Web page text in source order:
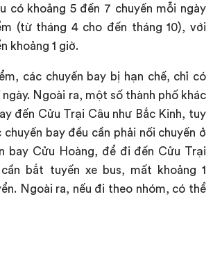
có khoảng 5 đến 7 chuyến mỗi ngày
(từ tháng 4 cho đến tháng 10), với
khoảng 1 giờ.
các chuyến bay bị hạn chế, chỉ có
ngày. Ngoài ra, một số thành phố khác
đến Cửu Trại Câu như Bắc Kinh, tuy
chuyến bay đều cần phải nối chuyến ở
bay Cửu Hoàng, để đi đến Cửu Trại
bắt tuyến xe bus, mất khoảng 1
Ngoài ra, nếu đi theo nhóm, có thể